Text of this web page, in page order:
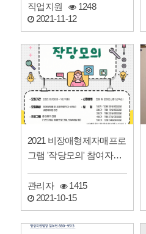
직업지원
1248
2021-11-12
2021 비장애형제자매프로
그램 '작당모의' 참여자를
관리자
1415
2021-10-15